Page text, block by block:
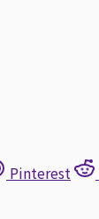
Pinterest